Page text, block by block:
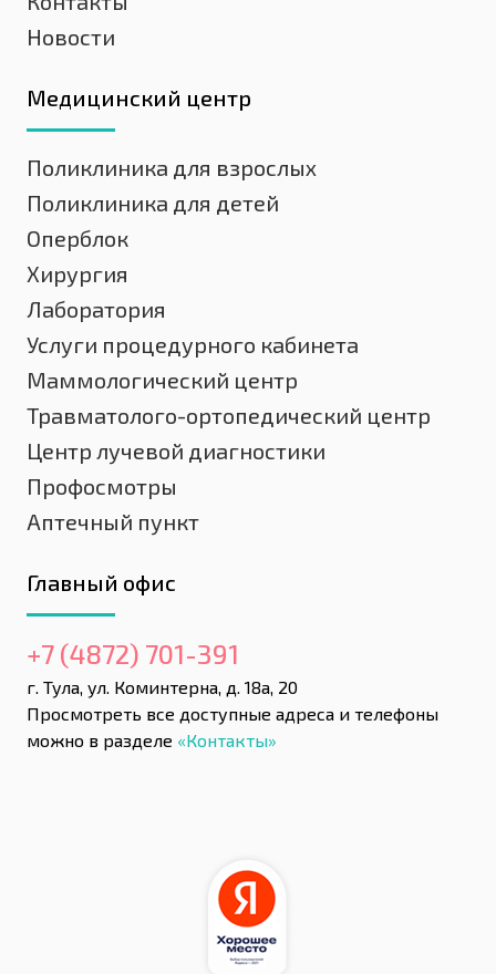
Новости
Медицинский центр
Поликлиника для взрослых
Поликлиника для детей
Оперблок
Хирургия
Лаборатория
Услуги процедурного кабинета
Маммологический центр
Травматолого-ортопедический центр
Центр лучевой диагностики
Профосмотры
Аптечный пункт
Главный офис
+7 (4872) 701-391
г. Тула, ул. Коминтерна, д. 18а, 20
Просмотреть все доступные адреса и телефоны
можно в разделе «Контакты»